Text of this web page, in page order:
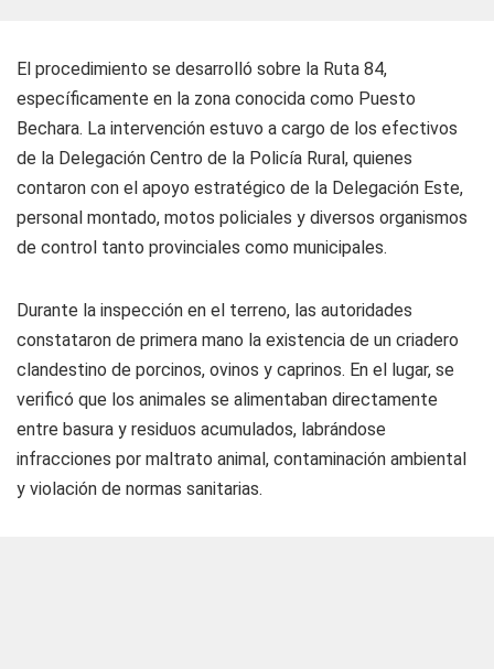
El procedimiento se desarrolló sobre la Ruta 84,
específicamente en la zona conocida como Puesto
Bechara. La intervención estuvo a cargo de los efectivos
de la Delegación Centro de la Policía Rural, quienes
contaron con el apoyo estratégico de la Delegación Este,
personal montado, motos policiales y diversos organismos
de control tanto provinciales como municipales.
Durante la inspección en el terreno, las autoridades
constataron de primera mano la existencia de un criadero
clandestino de porcinos, ovinos y caprinos. En el lugar, se
verificó que los animales se alimentaban directamente
entre basura y residuos acumulados, labrándose
infracciones por maltrato animal, contaminación ambiental
y violación de normas sanitarias.